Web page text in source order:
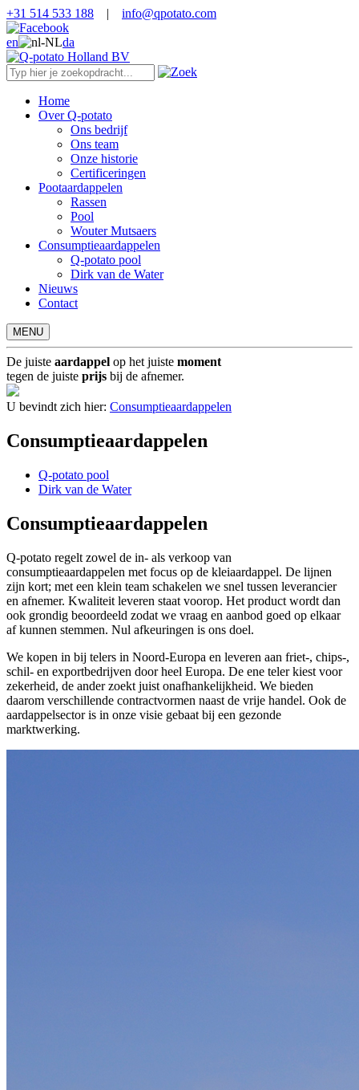
+31 514 533 188 | info@qpotato.com
en da
Home
Over Q-potato
Ons bedrijf
Ons team
Onze historie
Certificeringen
Pootaardappelen
Rassen
Pool
Wouter Mutsaers
Consumptieaardappelen
Q-potato pool
Dirk van de Water
Nieuws
Contact
MENU
De juiste aardappel op het juiste moment
tegen de juiste prijs bij de afnemer.
U bevindt zich hier: Consumptieaardappelen
Consumptieaardappelen
Q-potato pool
Dirk van de Water
Consumptieaardappelen
Q-potato regelt zowel de in- als verkoop van
consumptieaardappelen met focus op de kleiaardappel. De lijnen
zijn kort; met een klein team schakelen we snel tussen leverancier
en afnemer. Kwaliteit leveren staat voorop. Het product wordt dan
ook grondig beoordeeld zodat we vraag en aanbod goed op elkaar
af kunnen stemmen. Nul afkeuringen is ons doel.
We kopen in bij telers in Noord-Europa en leveren aan friet-, chips-,
schil- en exportbedrijven door heel Europa. De ene teler kiest voor
zekerheid, de ander zoekt juist onafhankelijkheid. We bieden
daarom verschillende contractvormen naast de vrije handel. Ook de
aardappelsector is in onze visie gebaat bij een gezonde
marktwerking.